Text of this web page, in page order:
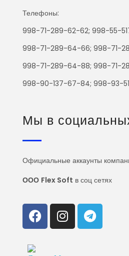
Телефоны:
998-71-289-62-62; 998-55-
998-71-289-64-66; 998-71-
998-71-289-64-88; 998-71-
998-90-137-67-84; 998-93-
Мы в
Официальные аккаунты
ООО Flex Soft в соц сетях